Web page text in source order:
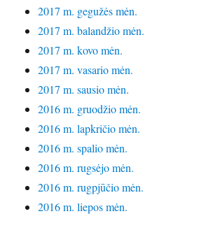
2017 m. gegužės mėn.
2017 m. balandžio mėn.
2017 m. kovo mėn.
2017 m. vasario mėn.
2017 m. sausio mėn.
2016 m. gruodžio mėn.
2016 m. lapkričio mėn.
2016 m. spalio mėn.
2016 m. rugsėjo mėn.
2016 m. rugpjūčio mėn.
2016 m. liepos mėn.